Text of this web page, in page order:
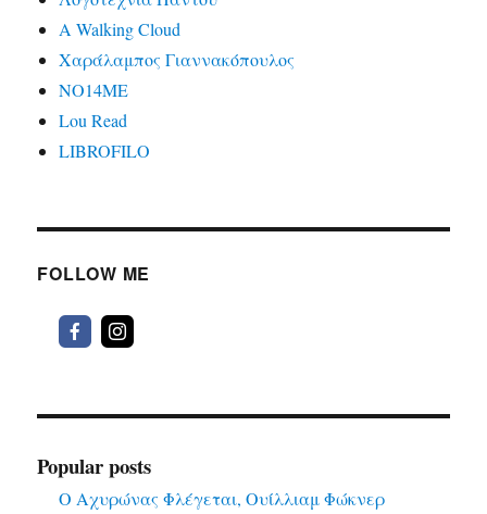
A Walking Cloud
Χαράλαμπος Γιαννακόπουλος
ΝΟ14ΜΕ
Lou Read
LIBROFILO
FOLLOW ME
Popular posts
Ο Αχυρώνας Φλέγεται, Ουίλλιαμ Φώκνερ